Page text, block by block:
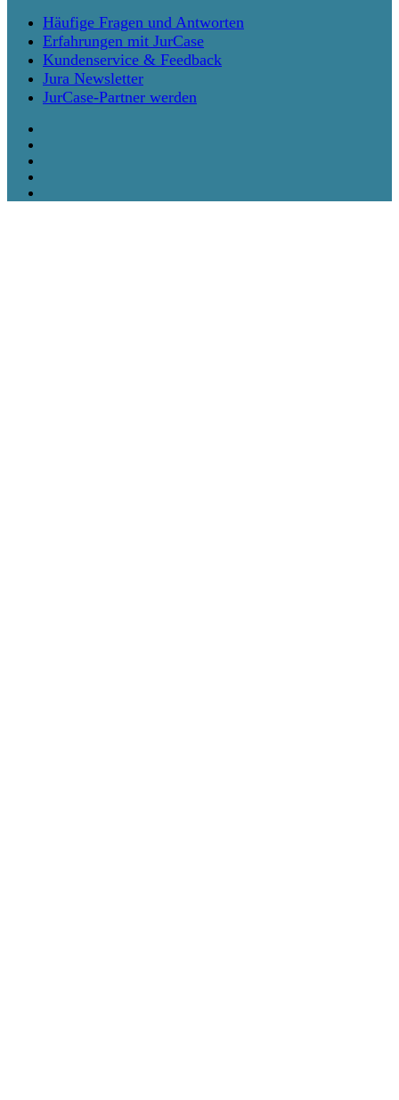
Häufige Fragen und Antworten
Erfahrungen mit JurCase
Kundenservice & Feedback
Jura Newsletter
JurCase-Partner werden